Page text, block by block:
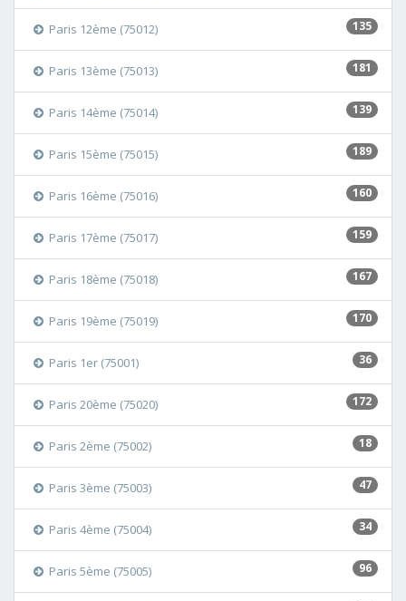
135
Paris 12ème (75012)
181
Paris 13ème (75013)
139
Paris 14ème (75014)
189
Paris 15ème (75015)
160
Paris 16ème (75016)
159
Paris 17ème (75017)
167
Paris 18ème (75018)
170
Paris 19ème (75019)
36
Paris 1er (75001)
172
Paris 20ème (75020)
18
Paris 2ème (75002)
47
Paris 3ème (75003)
34
Paris 4ème (75004)
96
Paris 5ème (75005)